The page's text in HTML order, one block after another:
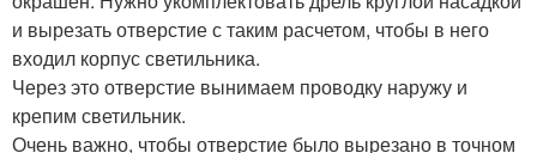
и вырезать отверстие с таким расчетом, чтобы в него
входил корпус светильника.
Через это отверстие вынимаем проводку наружу и
крепим светильник.
Очень важно, чтобы отверстие было вырезано в точном